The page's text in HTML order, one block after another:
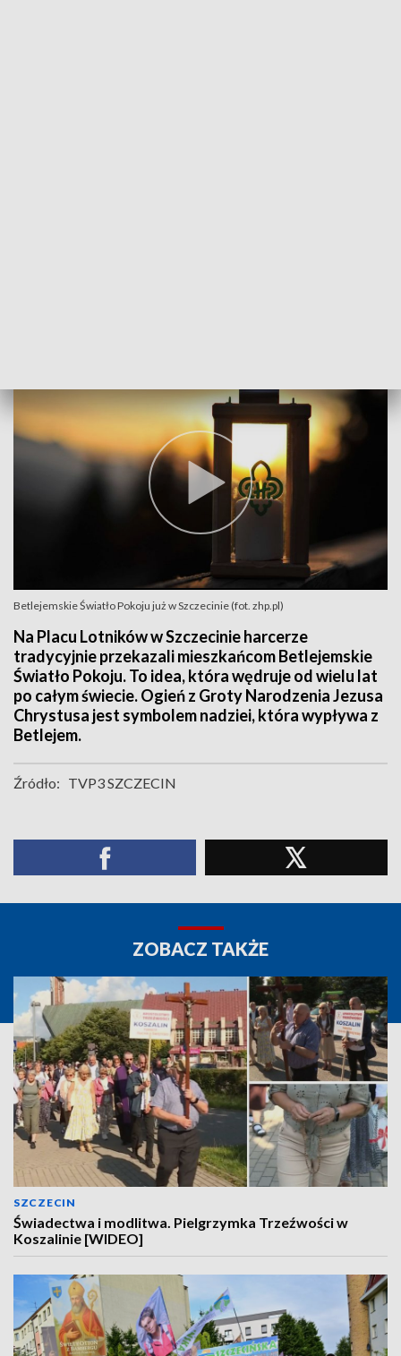
Betlejemskie Światło Pokoju już w Szczecinie (fot. zhp.pl)
Na Placu Lotników w Szczecinie harcerze
tradycyjnie przekazali mieszkańcom Betlejemskie
Światło Pokoju. To idea, która wędruje od wielu lat
po całym świecie. Ogień z Groty Narodzenia Jezusa
Chrystusa jest symbolem nadziei, która wypływa z
Betlejem.
Źródło: TVP3 SZCZECIN
ZOBACZ TAKŻE
SZCZECIN
Świadectwa i modlitwa. Pielgrzymka Trzeźwości w
Koszalinie [WIDEO]